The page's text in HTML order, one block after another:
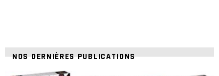
NOS DERNIÈRES PUBLICATIONS